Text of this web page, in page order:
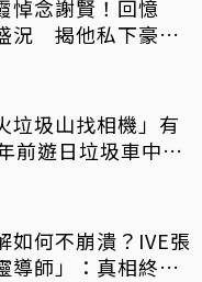
悼念謝賢！回憶
況 揭他私下豪爽
垃圾山找相機」有
遊日垃圾車中含
如何不崩潰？IVE張
導師」：真相終會